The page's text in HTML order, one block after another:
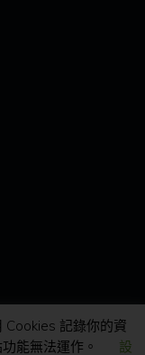
Cookies 記錄你的資
能無法運作。
設